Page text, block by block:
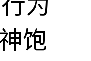
饱